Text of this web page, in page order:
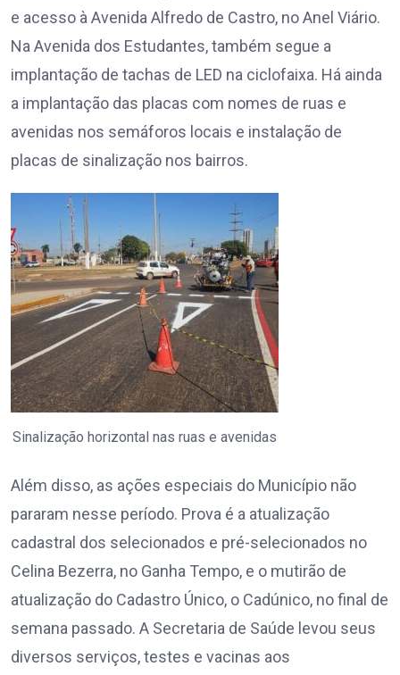
e acesso à Avenida Alfredo de Castro, no Anel Viário.
Na Avenida dos Estudantes, também segue a
implantação de tachas de LED na ciclofaixa. Há ainda
a implantação das placas com nomes de ruas e
avenidas nos semáforos locais e instalação de
placas de sinalização nos bairros.
Sinalização horizontal nas ruas e avenidas
Além disso, as ações especiais do Município não
pararam nesse período. Prova é a atualização
cadastral dos selecionados e pré-selecionados no
Celina Bezerra, no Ganha Tempo, e o mutirão de
atualização do Cadastro Único, o Cadúnico, no final de
semana passado. A Secretaria de Saúde levou seus
diversos serviços, testes e vacinas aos